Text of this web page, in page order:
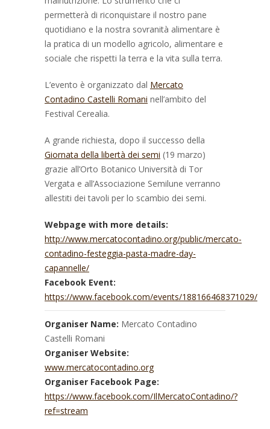
permetterà di riconquistare il nostro pane
quotidiano e la nostra sovranità alimentare è
la pratica di un modello agricolo, alimentare e
sociale che rispetti la terra e la vita sulla terra.
L’evento è organizzato dal Mercato
Contadino Castelli Romani nell’ambito del
Festival Cerealia.
A grande richiesta, dopo il successo della
Giornata della libertà dei semi (19 marzo)
grazie all’Orto Botanico Università di Tor
Vergata e all’Associazione Semilune verranno
allestiti dei tavoli per lo scambio dei semi.
Webpage with more details:
http://www.mercatocontadino.org/public/mercato-
contadino-festeggia-pasta-madre-day-
capannelle/
Facebook Event:
https://www.facebook.com/events/188166468371029/
Organiser Name: Mercato Contadino
Castelli Romani
Organiser Website:
www.mercatocontadino.org
Organiser Facebook Page:
https://www.facebook.com/IlMercatoContadino/?
ref=stream